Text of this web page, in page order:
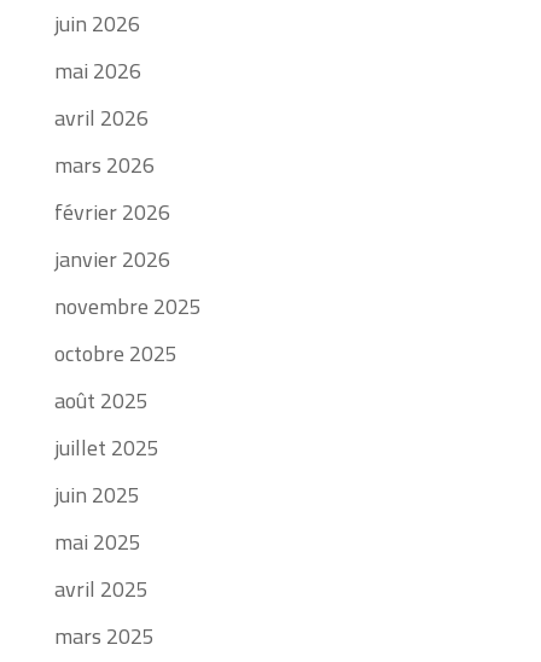
juin 2026
mai 2026
avril 2026
mars 2026
février 2026
janvier 2026
novembre 2025
octobre 2025
août 2025
juillet 2025
juin 2025
mai 2025
avril 2025
mars 2025